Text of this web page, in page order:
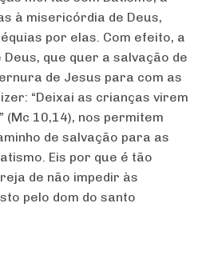
à misericórdia de Deus,
por elas. Com efeito, a
que quer a salvação de
de Jesus para com as
“Deixai as crianças virem
(Mc 10,14), nos permitem
de salvação para as
Eis por que é tão
de não impedir às
pelo dom do santo